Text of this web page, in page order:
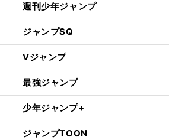
週刊少年ジャンプ
ジャンプSQ
Vジャンプ
最強ジャンプ
少年ジャンプ+
ジャンプTOON